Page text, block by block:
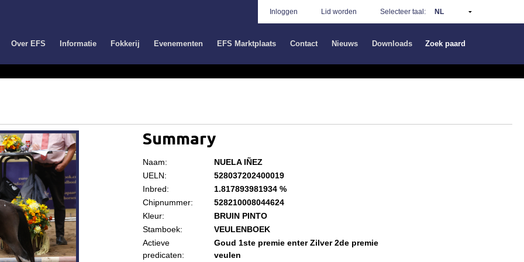
Inloggen Lid worden Selecteer taal:
Over EFS Informatie Fokkerij Evenementen EFS Marktplaats Contact Nieuws Downloads Zoek paard
Summary
Naam:
NUELA IÑEZ
UELN:
528037202400019
Inbred:
1.817893981934 %
Chipnummer:
528210008044624
Kleur:
BRUIN PINTO
Stamboek:
VEULENBOEK
Actieve
predicaten:
Goud 1ste premie enter Zilver 2de premie
veulen